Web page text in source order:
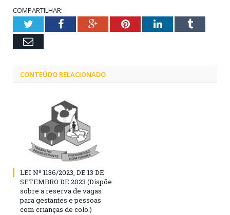
COMPARTILHAR:
TwitterFacebookGoogle+PinterestLinkedInTumblr
Email
CONTEÚDO RELACIONADO
LEI Nº 1136/2023, DE 13 DE
SETEMBRO DE 2023 (Dispõe
sobre a reserva de vagas
para gestantes e pessoas
com crianças de colo.)